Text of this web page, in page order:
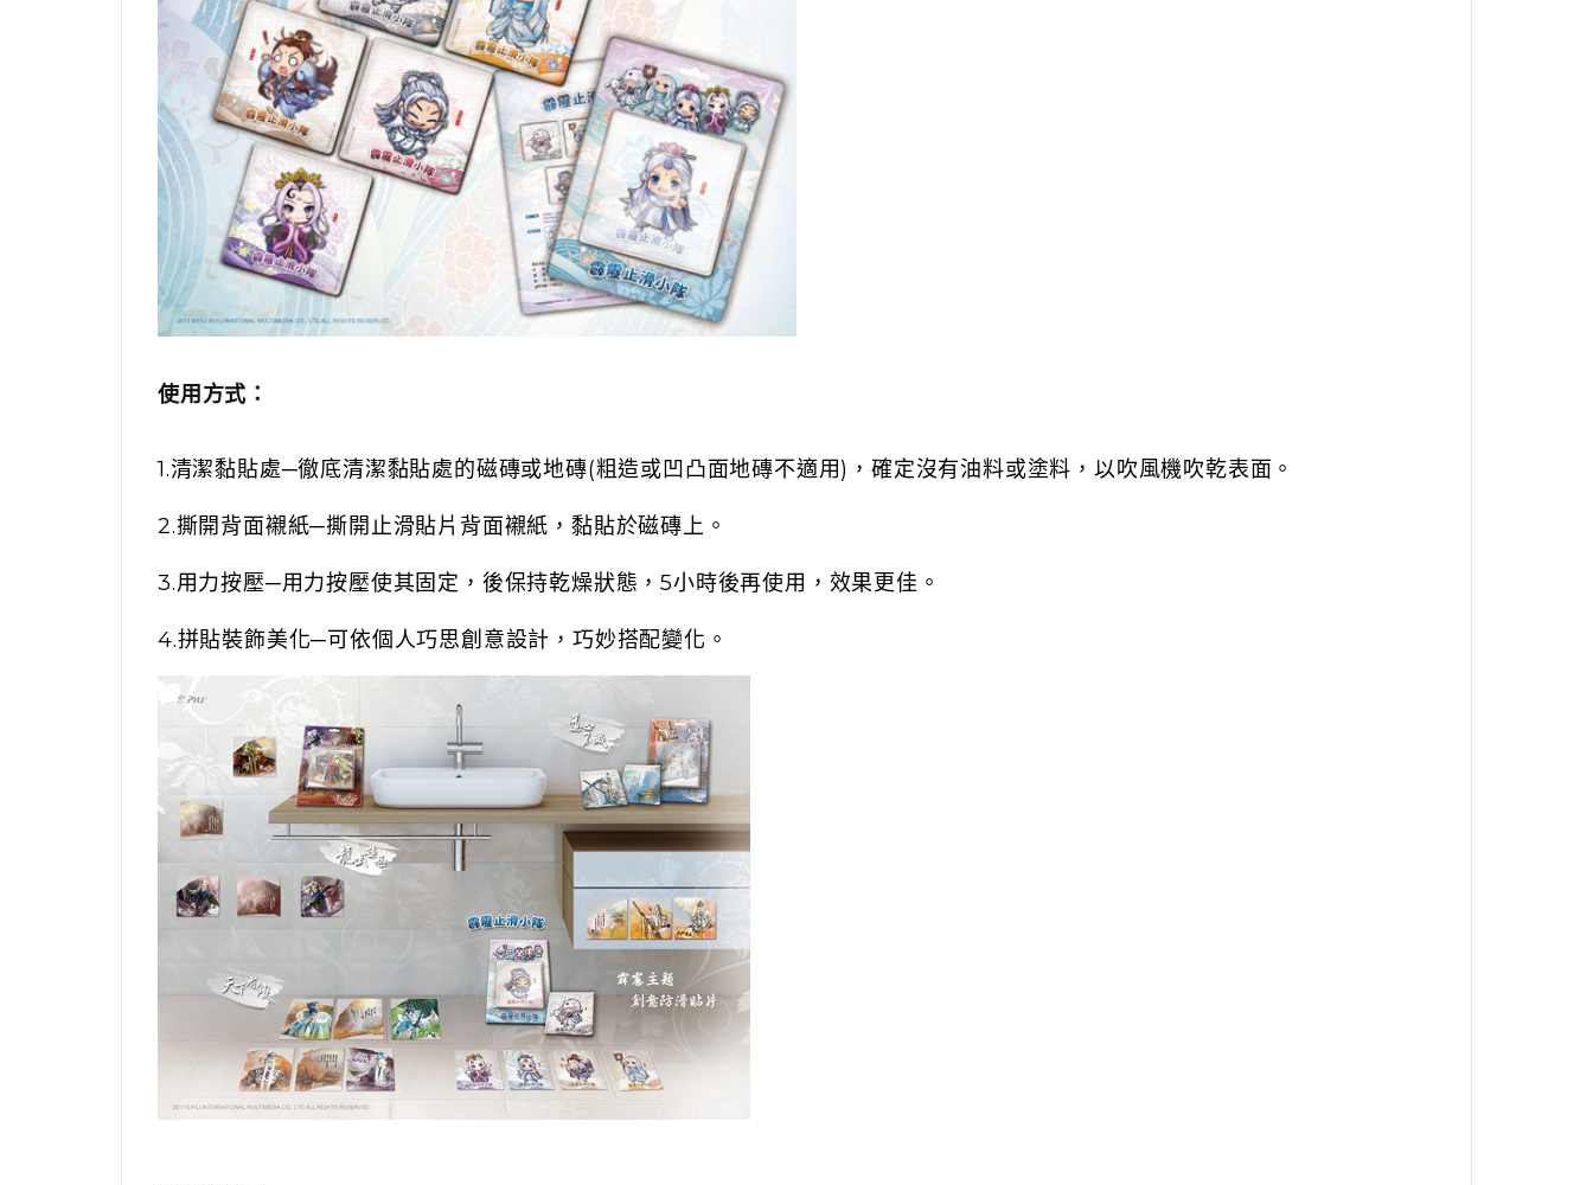
使用方式：
1.清潔黏貼處─徹底清潔黏貼處的磁磚或地磚(粗造或凹凸面地磚不適用)，確定沒有油料或塗料，以吹風機吹乾表面。
2.撕開背面襯紙─撕開止滑貼片背面襯紙，黏貼於磁磚上。
3.用力按壓─用力按壓使其固定，後保持乾燥狀態，5小時後再使用，效果更佳。
4.拼貼裝飾美化─可依個人巧思創意設計，巧妙搭配變化。